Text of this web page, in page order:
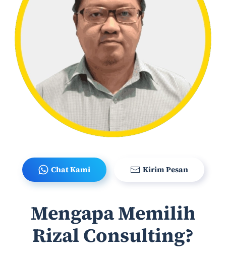
Chat Kami Kirim Pesan
Mengapa Memilih
Rizal Consulting?